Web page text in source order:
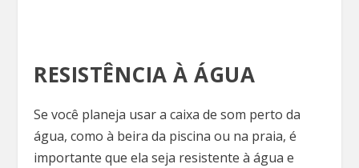
RESISTÊNCIA À ÁGUA
Se você planeja usar a caixa de som perto da
água, como à beira da piscina ou na praia, é
importante que ela seja resistente à água e